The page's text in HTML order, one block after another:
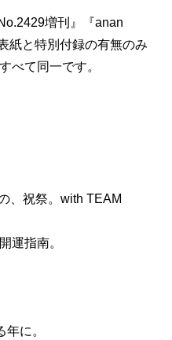
増刊』『anan
紙と特別付録の有無のみ
べて同一です。
、祝祭。with TEAM
運指南。
に。